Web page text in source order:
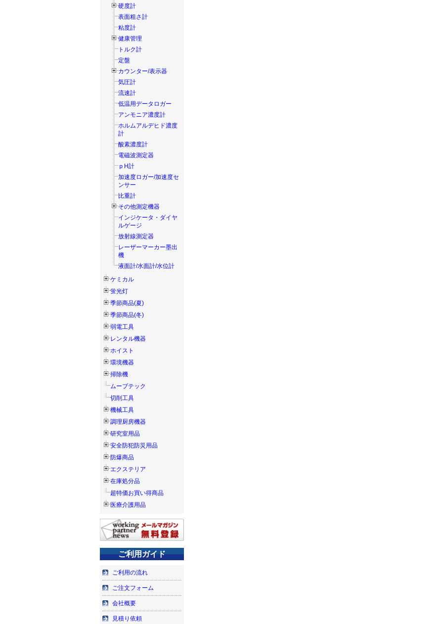
硬度計
表面粗さ計
粘度計
健康管理
トルク計
定盤
カウンター/表示器
気圧計
流速計
低温用データロガー
アンモニア濃度計
ホルムアルデヒド濃度
計
酸素濃度計
電磁波測定器
ｐH計
加速度ロガー/加速度セ
ンサー
比重計
その他測定機器
インジケータ・ダイヤ
ルゲージ
放射線測定器
レーザーマーカー墨出
機
液面計/水面計/水位計
ケミカル
蛍光灯
季節商品(夏)
季節商品(冬)
弱電工具
レンタル機器
ホイスト
環境機器
掃除機
ムーブテック
切削工具
機械工具
調理厨房機器
研究室用品
安全防犯防災用品
防爆商品
エクステリア
在庫処分品
超特価お買い得商品
医療介護用品
ご利用ガイド
ご利用の流れ
ご注文フォーム
会社概要
見積り依頼